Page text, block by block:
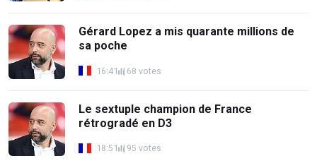
Gérard Lopez a mis quarante millions de
sa poche
16:41 68 votes
Le sextuple champion de France
rétrogradé en D3
18:51 95 votes